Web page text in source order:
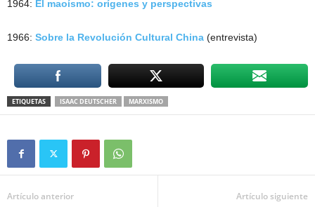
1964: El maoísmo: orígenes y perspectivas
1966: Sobre la Revolución Cultural China (entrevista)
ETIQUETAS ISAAC DEUTSCHER MARXISMO
Artículo anterior Artículo siguiente